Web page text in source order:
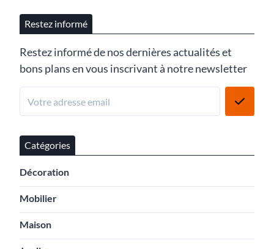
Restez informé
Restez informé de nos dernières actualités et
bons plans en vous inscrivant à notre newsletter
Catégories
Décoration
Mobilier
Maison